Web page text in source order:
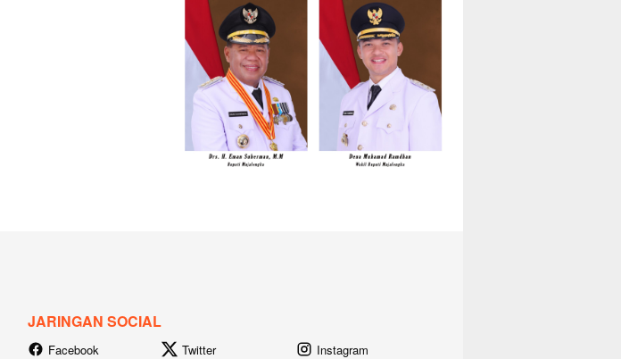
JARINGAN SOCIAL
Facebook Twitter Instagram